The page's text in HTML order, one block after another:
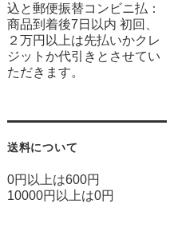
込と郵便振替コンビニ払：
商品到着後7日以内 初回、
２万円以上は先払いかクレ
ジットか代引きとさせてい
ただきます。
送料について
0円以上は600円
10000円以上は0円